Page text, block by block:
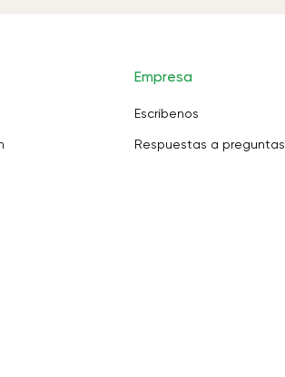
Empresa
Escríbenos
Respuestas a preguntas